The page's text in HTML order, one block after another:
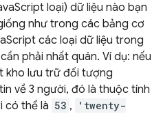
loại) dữ liệu nào bạn
như trong các bảng cơ
các loại dữ liệu trong
phải nhất quán. Ví dụ: nếu
kho lưu trữ đối tượng
về 3 người, đó là thuộc tính
có thể là 53 ,
'twenty-